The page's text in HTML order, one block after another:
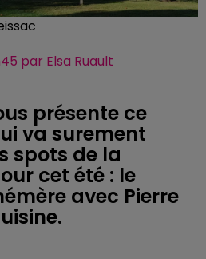
par Elsa Ruault
présente ce
va surement
spots de la
cet été : le
avec Pierre